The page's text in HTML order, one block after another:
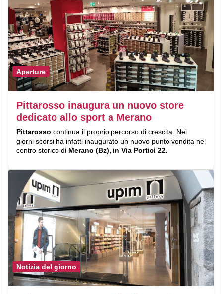
Aperture
Pittarosso inaugura un nuovo store
dedicato allo sport a Merano
Pittarosso continua il proprio percorso di crescita. Nei
giorni scorsi ha infatti inaugurato un nuovo punto vendita nel
centro storico di Merano (Bz), in Via Portici 22.
Notizia del giorno